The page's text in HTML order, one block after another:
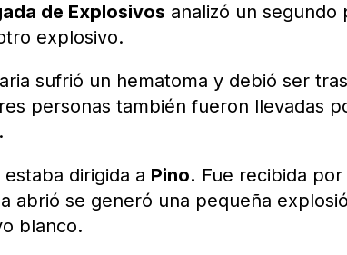
de Explosivos analizó un segundo
explosivo.
sufrió un hematoma y debió ser
personas también fueron llevadas
dirigida a Pino. Fue recibida
abrió se generó una pequeña
blanco.